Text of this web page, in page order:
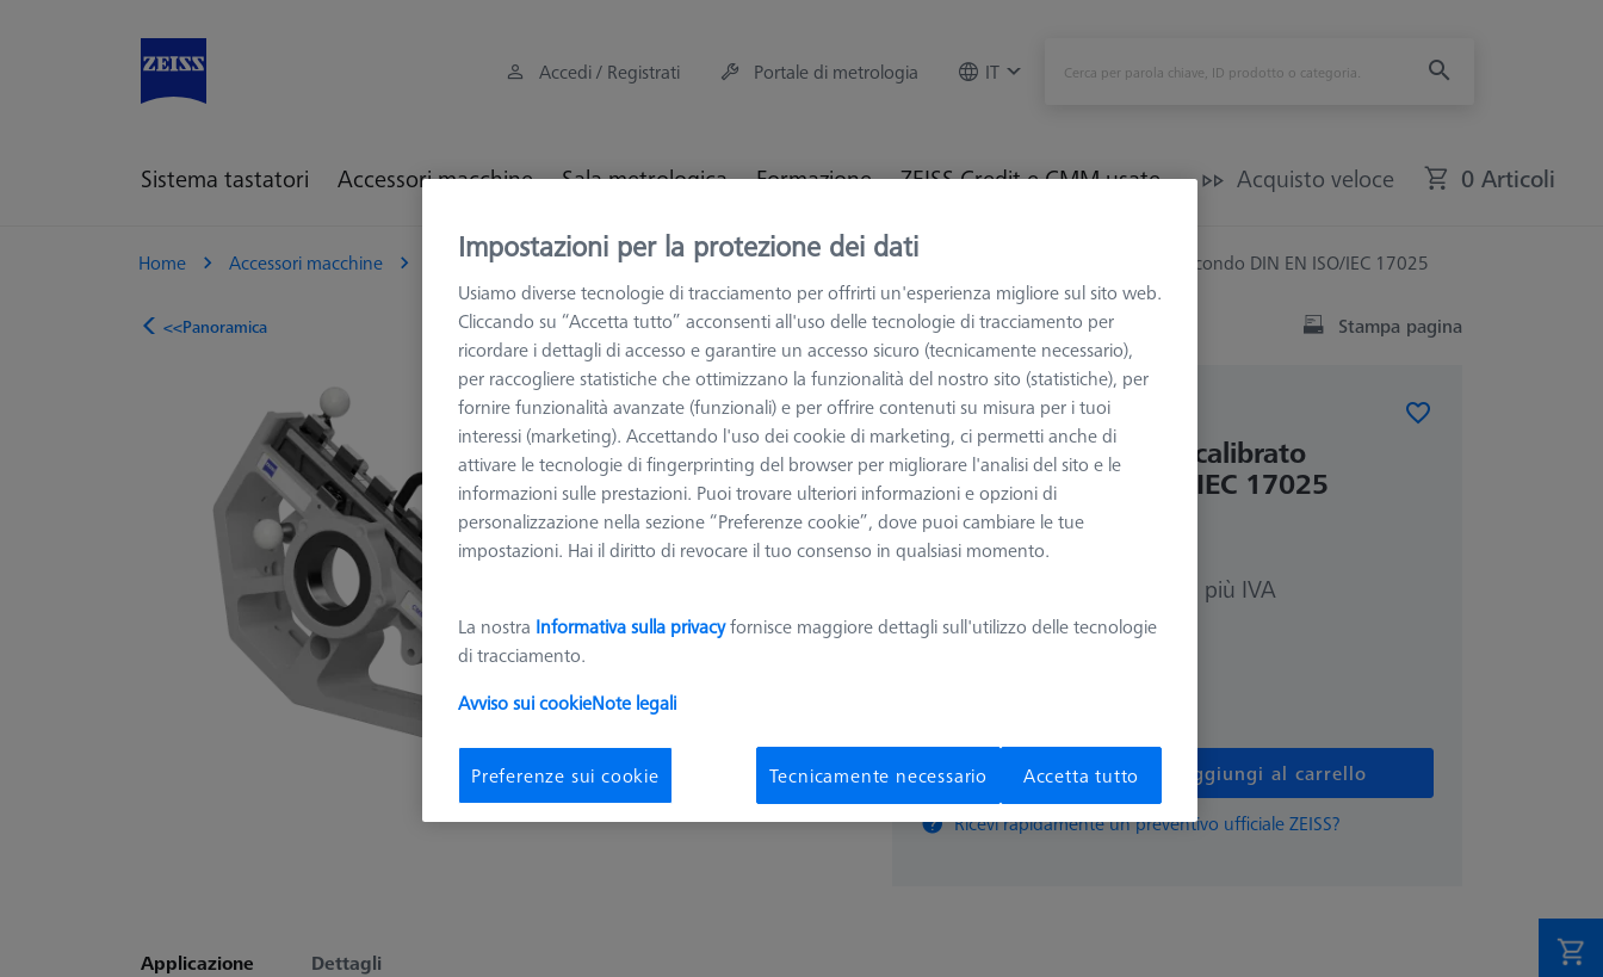
Accedi / Registrati Portale di metrologia IT
Sistema tastatori Accessori macchine Sala metrologica Formazione ZEISS Credit e CMM usate Acquisto veloce 0 Articoli
Home Accessori macchine Macchine CMM e Ottiche Artefatti verifica metrologica CMM-CHECK 3.0 RT, calibrato secondo DIN EN ISO/IEC 17025
Stampa pagina
<<Panoramica
ARTEFATTI VERIFICA CMM
CMM-CHECK 3.0 RT, calibrato
secondo DIN EN ISO/IEC 17025
626106-9355-612
20.330,20 € più IVA
pz
Aggiungi al carrello
Ricevi rapidamente un preventivo ufficiale ZEISS?
Applicazione Dettagli
Impostazioni per la protezione dei dati
Usiamo diverse tecnologie di tracciamento per offrirti un'esperienza migliore sul sito web.
Cliccando su “Accetta tutto” acconsenti all'uso delle tecnologie di tracciamento per
ricordare i dettagli di accesso e garantire un accesso sicuro (tecnicamente necessario),
per raccogliere statistiche che ottimizzano la funzionalità del nostro sito (statistiche), per
fornire funzionalità avanzate (funzionali) e per offrire contenuti su misura per i tuoi
interessi (marketing). Accettando l'uso dei cookie di marketing, ci permetti anche di
attivare le tecnologie di fingerprinting del browser per migliorare l'analisi del sito e le
informazioni sulle prestazioni. Puoi trovare ulteriori informazioni e opzioni di
personalizzazione nella sezione “Preferenze cookie”, dove puoi cambiare le tue
impostazioni. Hai il diritto di revocare il tuo consenso in qualsiasi momento.
La nostra Informativa sulla privacyfornisce maggiore dettagli sull'utilizzo delle tecnologie
di tracciamento.
Avviso sui cookieNote legali
Preferenze sui cookie Tecnicamente necessario Accetta tutto